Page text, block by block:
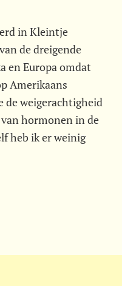
in Kleintje
de dreigende
en Europa omdat
Amerikaans
de weigerachtigheid
hormonen in de
heb ik er weinig